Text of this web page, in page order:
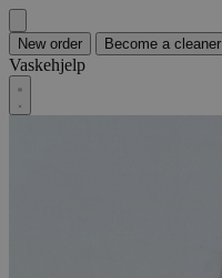
New order Become a cleaner
Vaskehjelp